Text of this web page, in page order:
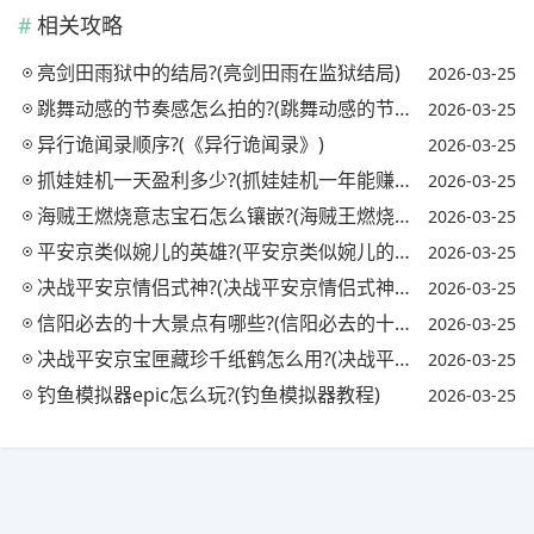
相关攻略
亮剑田雨狱中的结局?(亮剑田雨在监狱结局) 2026-03-25
跳舞动感的节奏感怎么拍的?(跳舞动感的节奏感怎么拍的视频) 2026-03-25
异行诡闻录顺序?(《异行诡闻录》) 2026-03-25
抓娃娃机一天盈利多少?(抓娃娃机一年能赚多少钱) 2026-03-25
海贼王燃烧意志宝石怎么镶嵌?(海贼王燃烧意志宝石镶嵌攻略) 2026-03-25
平安京类似婉儿的英雄?(平安京类似婉儿的英雄名字) 2026-03-25
决战平安京情侣式神?(决战平安京情侣式神怎么获得) 2026-03-25
信阳必去的十大景点有哪些?(信阳必去的十大景点有哪些地方) 2026-03-25
决战平安京宝匣藏珍千纸鹤怎么用?(决战平安京匣中珍宝活动) 2026-03-25
钓鱼模拟器epic怎么玩?(钓鱼模拟器教程) 2026-03-25